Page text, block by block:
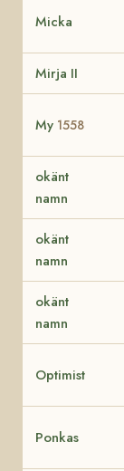
Micka
Mirja II
My 1558
okänt
namn
okänt
namn
okänt
namn
Optimist
Ponkas